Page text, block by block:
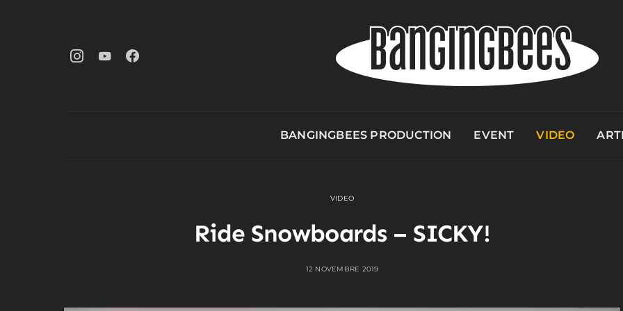
BANGINGBEES PRODUCTION EVENT VIDEO
VIDEO
Ride Snowboards – SICKY!
12 NOVEMBRE 2019